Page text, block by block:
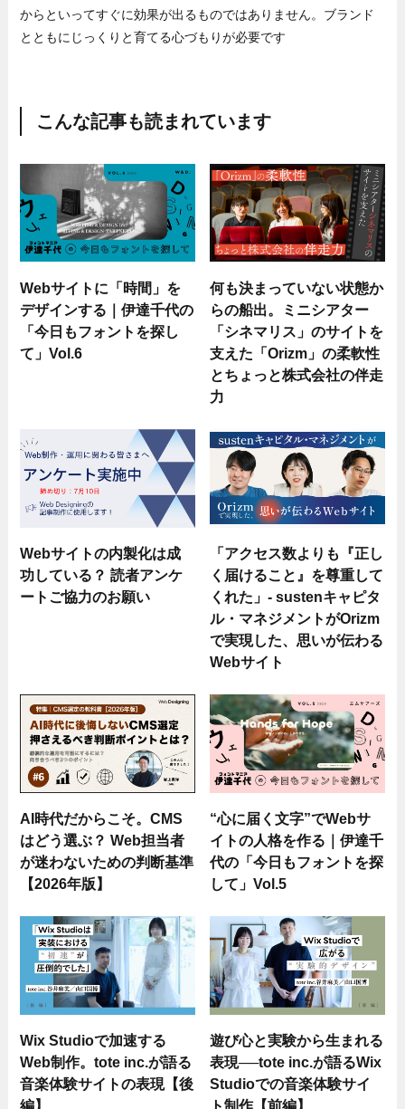
からといってすぐに効果が出るものではありません。ブランド
とともにじっくりと育てる心づもりが必要です
こんな記事も読まれています
Webサイトに「時間」を
デザインする｜伊達千代の
「今日もフォントを探し
て」Vol.6
何も決まっていない状態か
らの船出。ミニシアター
「シネマリス」のサイトを
支えた「Orizm」の柔軟性
とちょっと株式会社の伴走
力
Webサイトの内製化は成
功している？ 読者アンケ
ートご協力のお願い
「アクセス数よりも『正し
く届けること』を尊重して
くれた」- sustenキャピタ
ル・マネジメントがOrizm
で実現した、思いが伝わる
Webサイト
AI時代だからこそ。CMS
はどう選ぶ？ Web担当者
が迷わないための判断基準
【2026年版】
“心に届く文字”でWebサ
イトの人格を作る｜伊達千
代の「今日もフォントを探
して」Vol.5
Wix Studioで加速する
Web制作。tote inc.が語る
音楽体験サイトの表現【後
編】
遊び心と実験から生まれる
表現──tote inc.が語るWix
Studioでの音楽体験サイ
ト制作【前編】